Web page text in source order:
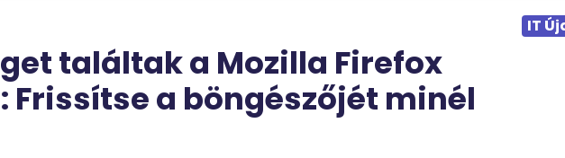
IT
találtak a Mozilla Firefox
Frissítse a böngészőjét minél